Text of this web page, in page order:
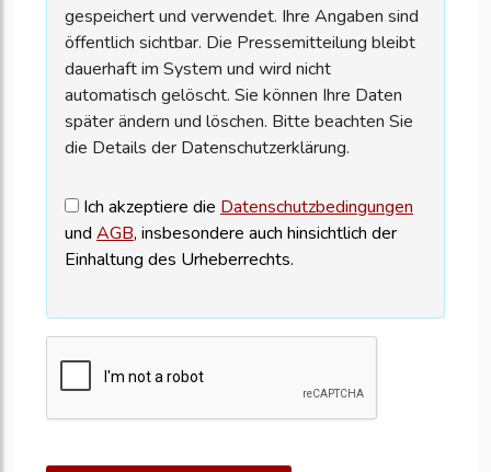
gespeichert und verwendet. Ihre Angaben sind
öffentlich sichtbar. Die Pressemitteilung bleibt
dauerhaft im System und wird nicht
automatisch gelöscht. Sie können Ihre Daten
später ändern und löschen. Bitte beachten Sie
die Details der Datenschutzerklärung.
Ich akzeptiere die Datenschutzbedingungen
und AGB, insbesondere auch hinsichtlich der
Einhaltung des Urheberrechts.